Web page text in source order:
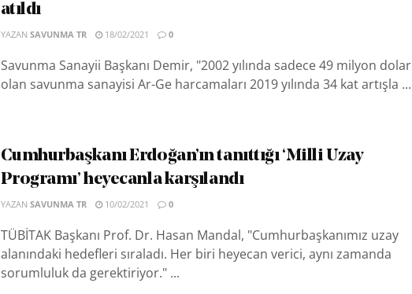
atıldı
YAZAN SAVUNMA TR 18/02/2021 0
Savunma Sanayii Başkanı Demir, "2002 yılında sadece 49 milyon dolar
olan savunma sanayisi Ar-Ge harcamaları 2019 yılında 34 kat artışla ...
Cumhurbaşkanı Erdoğan’ın tanıttığı ‘Milli Uzay
Programı’ heyecanla karşılandı
YAZAN SAVUNMA TR 10/02/2021 0
TÜBİTAK Başkanı Prof. Dr. Hasan Mandal, "Cumhurbaşkanımız uzay
alanındaki hedefleri sıraladı. Her biri heyecan verici, aynı zamanda
sorumluluk da gerektiriyor." ...